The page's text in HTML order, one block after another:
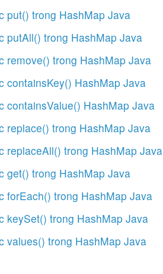
put() trong HashMap Java
putAll() trong HashMap Java
remove() trong HashMap Java
containsKey() HashMap Java
containsValue() HashMap Java
replace() trong HashMap Java
replaceAll() trong HashMap Java
get() trong HashMap Java
forEach() trong HashMap Java
keySet() trong HashMap Java
values() trong HashMap Java